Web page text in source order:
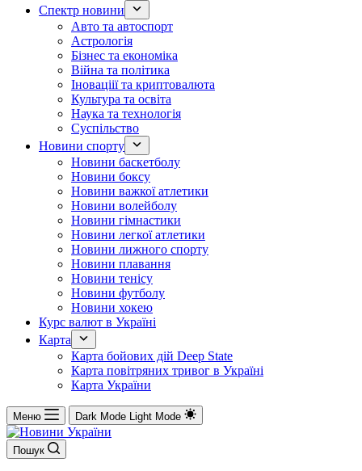
Спектр новини
Авто та автоспорт
Астрологія
Бізнес та економіка
Війна та політика
Іноваціії та криптовалюта
Культура та освіта
Наука та технологія
Суспільство
Новини спорту
Новини баскетболу
Новини боксу
Новини важкої атлетики
Новини волейболу
Новини гімнастики
Новини легкої атлетики
Новини лижного спорту
Новини плавання
Новини тенісу
Новини футболу
Новини хокею
Курс валют в Україні
Карта
Карта бойових дій Deep State
Карта повітряних тривог в Україні
Карта України
Меню Dark Mode Light Mode
Пошук